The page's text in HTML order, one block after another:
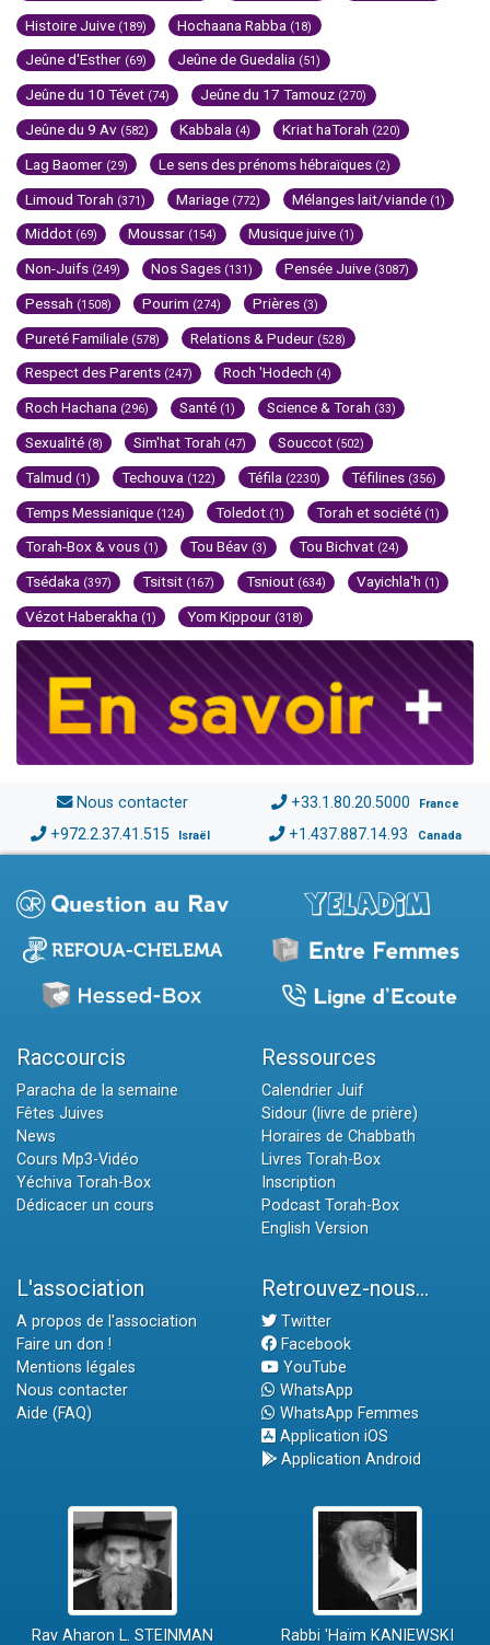
Histoire Juive (189) Hochaana Rabba (18)
Jeûne d'Esther (69) Jeûne de Guedalia (51)
Jeûne du 10 Tévet (74) Jeûne du 17 Tamouz (270)
Jeûne du 9 Av (582) Kabbala (4) Kriat haTorah (220)
Lag Baomer (29) Le sens des prénoms hébraïques (2)
Limoud Torah (371) Mariage (772) Mélanges lait/viande (1)
Middot (69) Moussar (154) Musique juive (1)
Non-Juifs (249) Nos Sages (131) Pensée Juive (3087)
Pessah (1508) Pourim (274) Prières (3)
Pureté Familiale (578) Relations & Pudeur (528)
Respect des Parents (247) Roch 'Hodech (4)
Roch Hachana (296) Santé (1) Science & Torah (33)
Sexualité (8) Sim'hat Torah (47) Souccot (502)
Talmud (1) Techouva (122) Téfila (2230) Téfilines (356)
Temps Messianique (124) Toledot (1) Torah et société (1)
Torah-Box & vous (1) Tou Béav (3) Tou Bichvat (24)
Tsédaka (397) Tsitsit (167) Tsniout (634) Vayichla'h (1)
Vézot Haberakha (1) Yom Kippour (318)
Nous contacter +33.1.80.20.5000 France
+972.2.37.41.515 Israël +1.437.887.14.93 Canada
Raccourcis
Paracha de la semaine
Fêtes Juives
News
Cours Mp3-Vidéo
Yéchiva Torah-Box
Dédicacer un cours
Ressources
Calendrier Juif
Sidour (livre de prière)
Horaires de Chabbath
Livres Torah-Box
Inscription
Podcast Torah-Box
English Version
L'association
A propos de l'association
Faire un don !
Mentions légales
Nous contacter
Aide (FAQ)
Retrouvez-nous...
Twitter
Facebook
YouTube
WhatsApp
WhatsApp Femmes
Application iOS
Application Android
Rav Aharon L. STEINMAN Rabbi 'Haïm KANIEWSKI